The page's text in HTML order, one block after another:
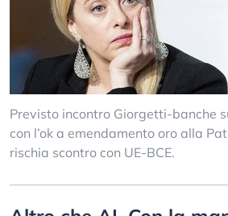
Previsto incontro Giorgetti-banche
con l’ok a emendamento oro alla
rischia scontro con UE-BCE.